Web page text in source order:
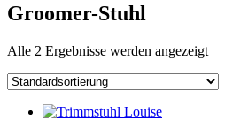
Groomer-Stuhl
Alle 2 Ergebnisse werden angezeigt